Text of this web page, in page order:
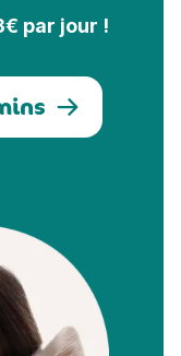
par jour !